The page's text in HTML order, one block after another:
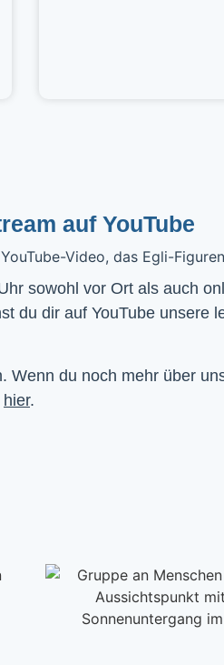
auf YouTube
du dir auf YouTube unsere
Wenn du noch mehr über
hier.